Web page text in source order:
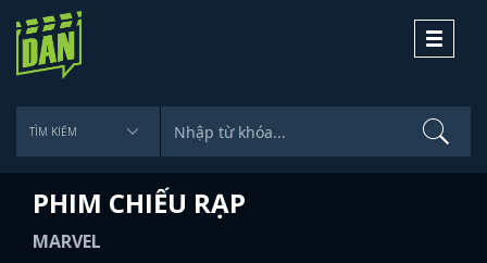
Toggle
PHIM CHIẾU RẠP
MARVEL